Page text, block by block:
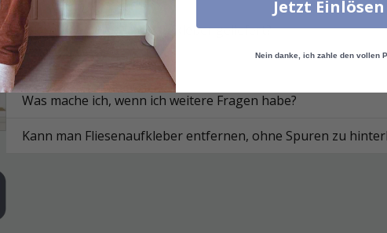
Wie werden die Fliesenaufkleber geliefert?
Wie reinige ich die Fläche?
Was mache ich, wenn ich weitere Fragen habe?
Kann man Fliesenaufkleber entfernen, ohne Spuren zu
Jetzt Einlösen
Nein danke, ich zahle den vollen